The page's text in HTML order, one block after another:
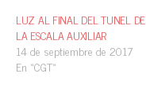
LUZ AL FINAL DEL TUNEL DE
LA ESCALA AUXILIAR
14 de septiembre de 2017
En «CGT»